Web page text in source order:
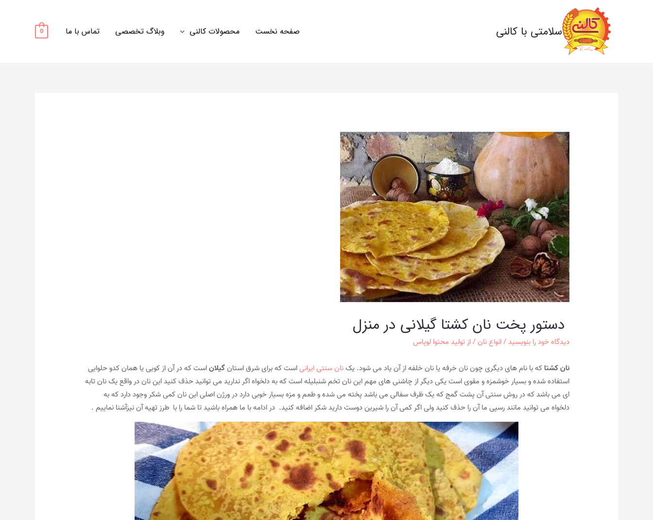
سلامتی با کالنی صفحه نخست محصولات کالنی وبلاگ تخصصی تماس با ما 0
دستور پخت نان کشتا گیلانی در منزل
دیدگاه‌ خود را بنویسید/انواع نان/ ازتولید محتوا لوپاس
نان کشتاکه با نام های دیگری چون نان خرفه یا نان خلفه از آن یاد می شود. یکنان سنتی ایرانیاست که برای شرق استانگیلاناست که در آن از کویی یا همان کدو حلوایی
استفاده شده و بسیار خوشمزه و مقوی است یکی دیگر از چاشنی های مهم این نان تخم شنبلیله است که به دلخواه اگر ندارید می توانید حذف کنید این نان در واقع یک نان تابه
ای می باشد که در روش سنتی آن پشت گمج که یک ظرف سفالی می باشد پخته می شده و طعم و مزه بسیار خوبی دارد در ورژن اصلی این نان کمی شکر وجود دارد که به
دلخواه می توانید مانند رسپی ما آن را حذف کنید ولی اگر کمی آن را شیرین دوست دارید شکر اضافه کنید. در ادامه با ما همراه باشید تا شما را با طرز تهیه آن نیزآشنا نماییم .